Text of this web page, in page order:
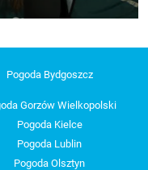
Pogoda Bydgoszcz
Gorzów Wielkopolski
Pogoda Kielce
Pogoda Lublin
Pogoda Olsztyn